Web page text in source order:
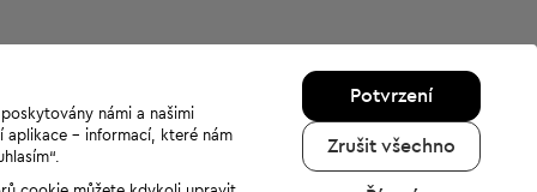
námi a našimi
aplikace - informací, které nám
Potvrzení
Zrušit všechno